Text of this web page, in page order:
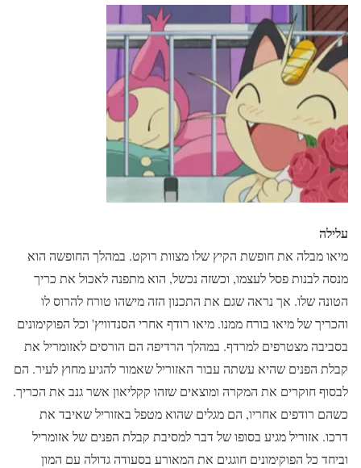
עלילה
מיאו מבלה את חופשת הקיץ שלו מצוות רוקט. במהלך החופשה הוא
מנסה לבנות פסל לעצמו, וכשזה נכשל, הוא מתפנה לאכול את כריך
הטונה שלו. אך נראה שגם את התכנון הזה מישהו טורח להרוס לו
והכריך של מיאו בורח ממנו. מיאו רודף אחרי הסנדוויץ' וכל הפוקימונים
בסביבה מצטרפים למרדף. במהלך הרדיפה הם הורסים לאזומריל את
קבלת הפנים שהיא עשתה עבור האזוריל שאמור להגיע מחוץ לעיר. הם
לבסוף חוקרים את המקרה ומוצאים שזהו קקליאון אשר גנב את הכריך.
כשהם רודפים אחריו, הם מגלים שהוא מטפל באזוריל שאיבד את
דרכו. אזוריל מגיע בסופו של דבר למסיבת קבלת הפנים של אזומריל
וביחד כל הפוקימונים חוגגים את המאורע בסעודה גדולה עם המון